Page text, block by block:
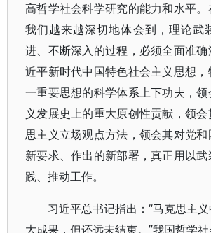
高哲学社会科学研究的能力和水平。
我们越来越深切地体会到，理论武
进、不断深入的过程，必须全面准
近平新时代中国特色社会主义思想
一重要思想的科学体系上下功夫，
义发展史上的重大原创性贡献，领
思主义立场观点方法，领会其对党
新要求、作出的新部署，真正用以
践、推动工作。
习近平总书记指出：“马克思主
大成果，但还远未结束。”我国哲学